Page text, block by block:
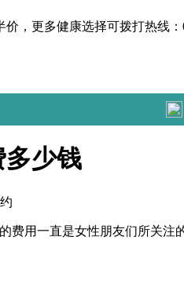
，更多健康选择可拨打热线：
少钱
用一直是女性朋友们所关注